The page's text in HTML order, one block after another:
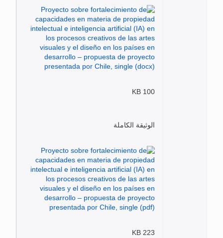
100 KB
الوثيقة الكاملة
223 KB